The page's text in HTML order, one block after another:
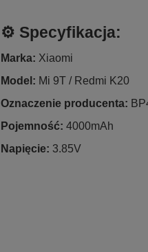
⚙️ Specyfikacja:
Marka: Xiaomi
Model: Mi 9T / Redmi K20
Oznaczenie producenta:
Pojemność: 4000mAh
Napięcie: 3.85V